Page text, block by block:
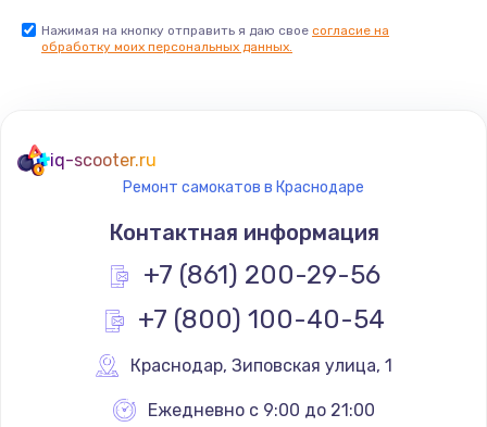
Нажимая на кнопку отправить я даю свое согласие на
обработку моих персональных данных.
iq-scooter.ru
Ремонт самокатов в Краснодаре
Контактная информация
+7 (861) 200-29-56
+7 (800) 100-40-54
Краснодар, Зиповская улица, 1
Ежедневно с 9:00 до 21:00